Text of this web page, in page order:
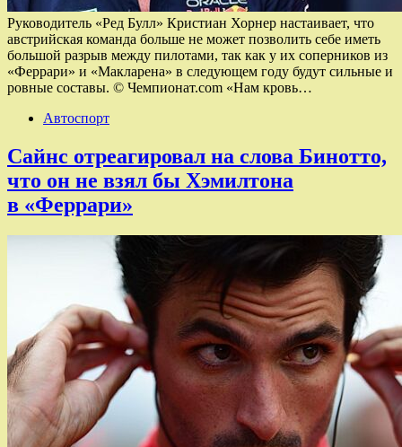
Руководитель «Ред Булл» Кристиан Хорнер настаивает, что
австрийская команда больше не может позволить себе иметь
большой разрыв между пилотами, так как у их соперников из
«Феррари» и «Макларена» в следующем году будут сильные и
ровные составы. © Чемпионат.com «Нам кровь…
Автоспорт
Сайнс отреагировал на слова Бинотто,
что он не взял бы Хэмилтона
в «Феррари»